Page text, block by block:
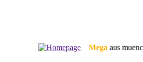
Mega aus